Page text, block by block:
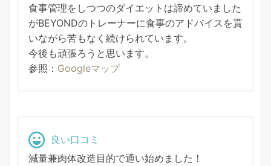
食事管理をしつつのダイエットは諦めていました
がBEYONDのトレーナーに食事のアドバイスを貰
いながら苦もなく続けられています。
今後も頑張ろうと思います。
参照： Googleマップ
良い口コミ
減量兼肉体改造目的で通い始めました！